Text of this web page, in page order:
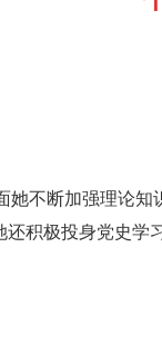
她不断加强理论
积极投身党史